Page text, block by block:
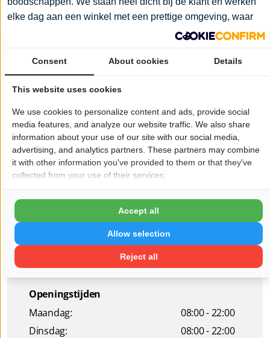
elke dag aan een winkel met een prettige omgeving, waar
de klant zijn/haar boodschappen met plezier kan doen. Dat
zie je niet alleen terug in ons assortiment en de service naar
onze klanten, maar we dragen ook een steentje bij in de
buurt door deel te nemen aan diverse sponsoractiviteiten.
We verkopen bij SPAR city Warmoesstraat de lekkerste
verse artikelen en heerlijke wijnen. We zijn supertrots op
ons hele winkelteam waarmee we iedere dag met veel
plezier voor jullie klaar staan. Het is gewoon altijd een
feestje als je bij ons binnen komt, dus we zien je graag bij
Wil je dat jouw bedrijf hier ook staat?
Pagina delen op:
Openingstijden
Maandag:
08:00 - 22:00
Dinsdag:
08:00 - 22:00
Consent About cookies Details
This website uses cookies
We use cookies to personalize content and ads, provide social
media features, and analyze our website traffic. We also share
information about your use of our site with our social media,
advertising, and analytics partners. These partners may combine
it with other information you've provided to them or that they've
collected from your use of their services.
Reject all
Allow selection
Accept all